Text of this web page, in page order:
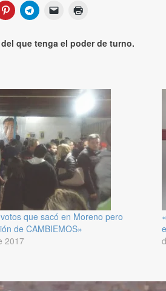
que tenga el poder de turno.
que sacó en Moreno pero
de CAMBIEMOS»
2017